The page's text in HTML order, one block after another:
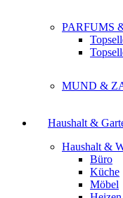
PARFUMS
MUND &
Haushalt &
Haushalt &
Büro
Küche
Möbel